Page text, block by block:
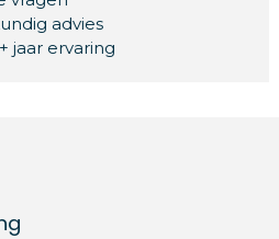
advies
jaar ervaring